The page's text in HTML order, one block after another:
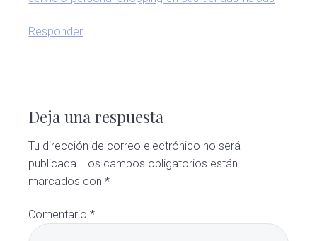
Responder
Deja una respuesta
Tu dirección de correo electrónico no será
publicada. Los campos obligatorios están
marcados con*
Comentario*